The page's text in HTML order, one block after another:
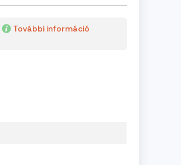
További információ